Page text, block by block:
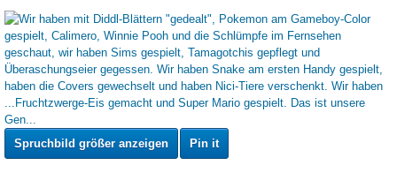
Spruchbild größer anzeigen Pin it